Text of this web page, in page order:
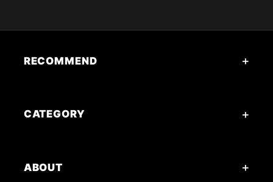
RECOMMEND
CATEGORY
ABOUT